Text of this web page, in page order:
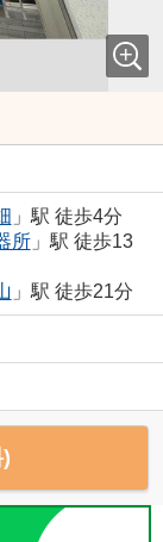
」駅 徒歩4分
所」駅 徒歩13
」駅 徒歩21分